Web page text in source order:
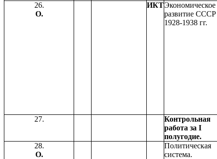
26.
О.
ИКТЭкономическое
развитие СССР
1928-1938
27.
Контрольная
работа за I
полугодие.
28.
О.
Политическая
система.